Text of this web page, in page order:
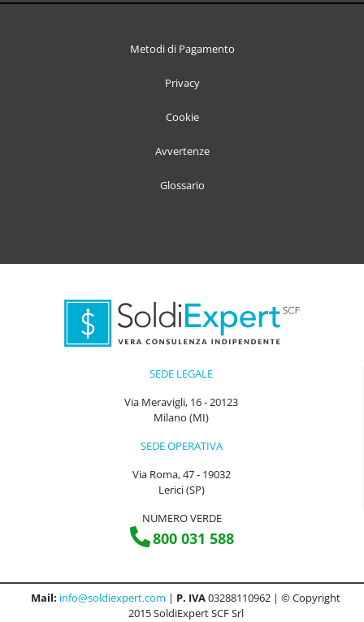
Metodi di Pagamento
Privacy
Cookie
Avvertenze
Glossario
SEDE LEGALE
Via Meravigli, 16 - 20123
Milano (MI)
SEDE OPERATIVA
Via Roma, 47 - 19032
Lerici (SP)
NUMERO VERDE
800 031 588
Mail: info@soldiexpert.com | P. IVA03288110962 | © Copyright
2015 SoldiExpert SCF Srl